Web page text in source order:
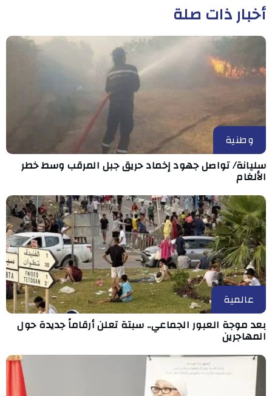
أخبار ذات صلة
وطنية
سليانة/ تواصل جهود إخماد حريق جبل المرقب وسط خطر
الألغام
عالمية
بعد موجة العبور الجماعي.. سبتة تعلن أرقاماً جديدة حول
المهاجرين